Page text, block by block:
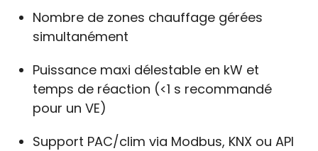
Nombre de zones chauffage gérées
simultanément
Puissance maxi délestable en kW et
temps de réaction (<1 s recommandé
pour un VE)
Support PAC/clim via Modbus, KNX ou API